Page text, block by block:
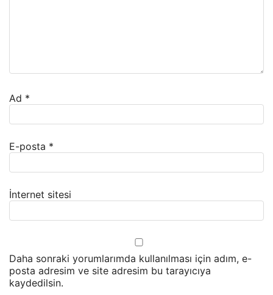
Ad *
E-posta *
İnternet sitesi
Daha sonraki yorumlarımda kullanılması için adım, e-
posta adresim ve site adresim bu tarayıcıya
kaydedilsin.